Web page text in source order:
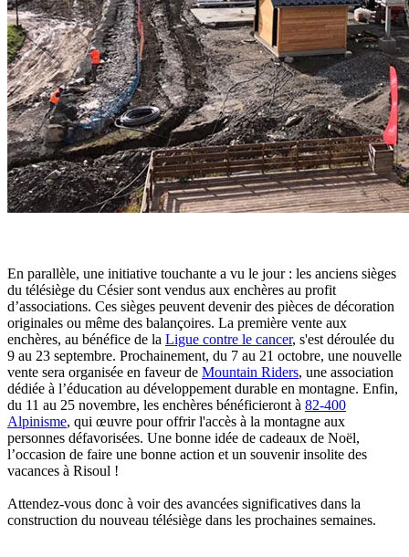
En parallèle, une initiative touchante a vu le jour : les anciens sièges
du télésiège du Césier sont vendus aux enchères au profit
d’associations. Ces sièges peuvent devenir des pièces de décoration
originales ou même des balançoires. La première vente aux
enchères, au bénéfice de la Ligue contre le cancer, s'est déroulée du
9 au 23 septembre. Prochainement, du 7 au 21 octobre, une nouvelle
vente sera organisée en faveur de Mountain Riders, une association
dédiée à l’éducation au développement durable en montagne. Enfin,
du 11 au 25 novembre, les enchères bénéficieront à 82-400
Alpinisme, qui œuvre pour offrir l'accès à la montagne aux
personnes défavorisées. Une bonne idée de cadeaux de Noël,
l’occasion de faire une bonne action et un souvenir insolite des
vacances à Risoul !
Attendez-vous donc à voir des avancées significatives dans la
construction du nouveau télésiège dans les prochaines semaines.